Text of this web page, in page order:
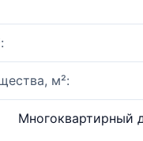
м²:
Многоквартирный